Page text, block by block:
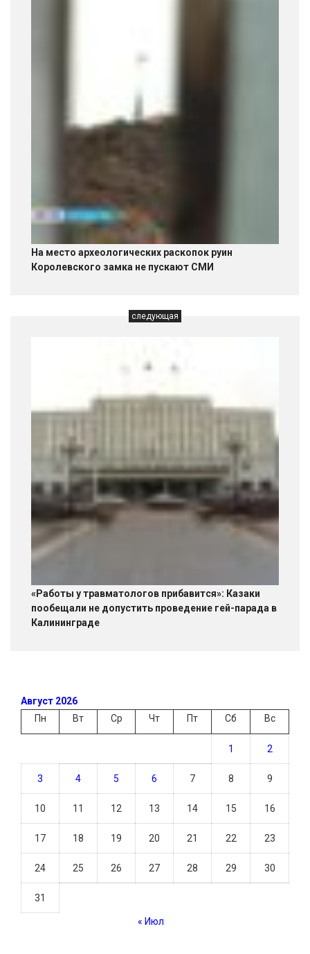
На место археологических раскопок руин
Королевского замка не пускают СМИ
следующая
«Работы у травматологов прибавится»: Казаки
пообещали не допустить проведение гей-парада в
Калининграде
Август 2026
Пн
Вт Ср Чт Пт Сб Вс
1 2
3 4 5 6 7 8 9
10 11 12 13 14 15 16
17 18 19 20 21 22 23
24 25 26 27 28 29 30
31
« Июл